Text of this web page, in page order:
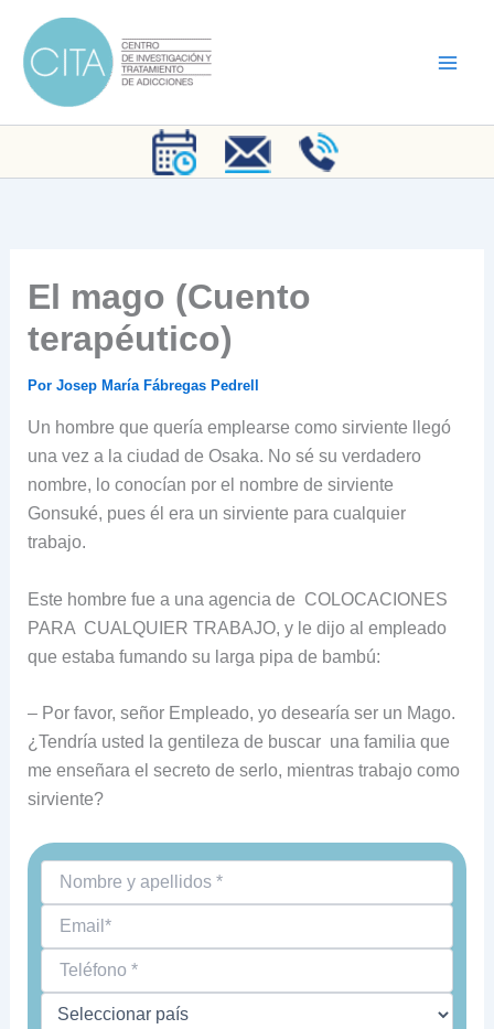
contenido
El mago (Cuento
terapéutico)
Por Josep María Fábregas Pedrell
Un hombre que quería emplearse como sirviente llegó
una vez a la ciudad de Osaka. No sé su verdadero
nombre, lo conocían por el nombre de sirviente
Gonsuké, pues él era un sirviente para cualquier
trabajo.
Este hombre fue a una agencia de COLOCACIONES
PARA CUALQUIER TRABAJO, y le dijo al empleado
que estaba fumando su larga pipa de bambú:
– Por favor, señor Empleado, yo desearía ser un Mago.
¿Tendría usted la gentileza de buscar una familia que
me enseñara el secreto de serlo, mientras trabajo como
sirviente?